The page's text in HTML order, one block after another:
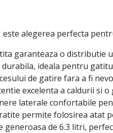
este alegerea perfecta
garanteaza o
ideala pentru
de gatire fara a fi
excelenta a caldurii si o
laterale confortabile
permite folosirea atat
generoasa de 6.3 litri,